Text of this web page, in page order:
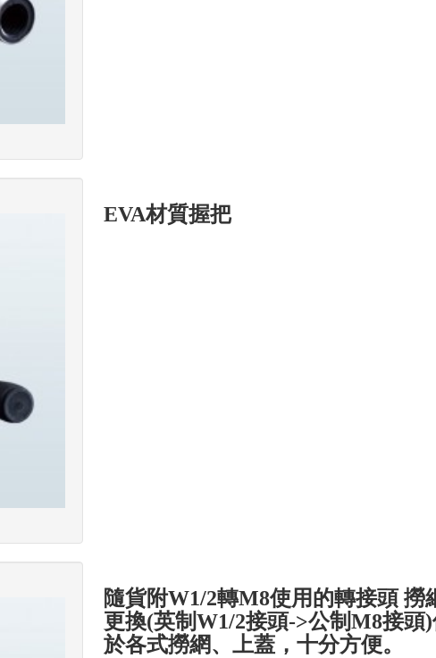
EVA材質握把
隨貨附W1/2轉M8使用的轉接頭
更換(英制W1/2接頭->公制M8接頭
於各式撈網、上蓋，十分方便。